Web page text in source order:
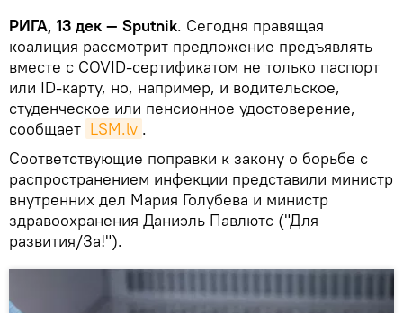
РИГА, 13 дек — Sputnik. Сегодня правящая
коалиция рассмотрит предложение предъявлять
вместе с COVID-сертификатом не только паспорт
или ID-карту, но, например, и водительское,
студенческое или пенсионное удостоверение,
сообщает LSM.lv .
Соответствующие поправки к закону о борьбе с
распространением инфекции представили министр
внутренних дел Мария Голубева и министр
здравоохранения Даниэль Павлютс ("Для
развития/За!").